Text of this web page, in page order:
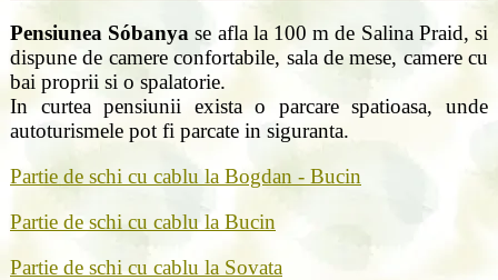
Pensiunea Sóbanyase afla la 100 m de Salina Praid, si
dispune de camere confortabile, sala de mese, camere cu
bai proprii si o spalatorie.
In curtea pensiunii exista o parcare spatioasa, unde
autoturismele pot fi parcate in siguranta.
Partie de schi cu cablu la Bogdan - Bucin
Partie de schi cu cablu la Bucin
Partie de schi cu cablu la Sovata